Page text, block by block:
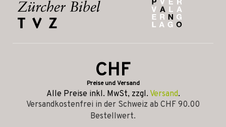
CHF
Preise und Versand
Alle Preise inkl. MwSt, zzgl. Versand.
Versandkostenfrei in der Schweiz ab CHF 90.00
Bestellwert.